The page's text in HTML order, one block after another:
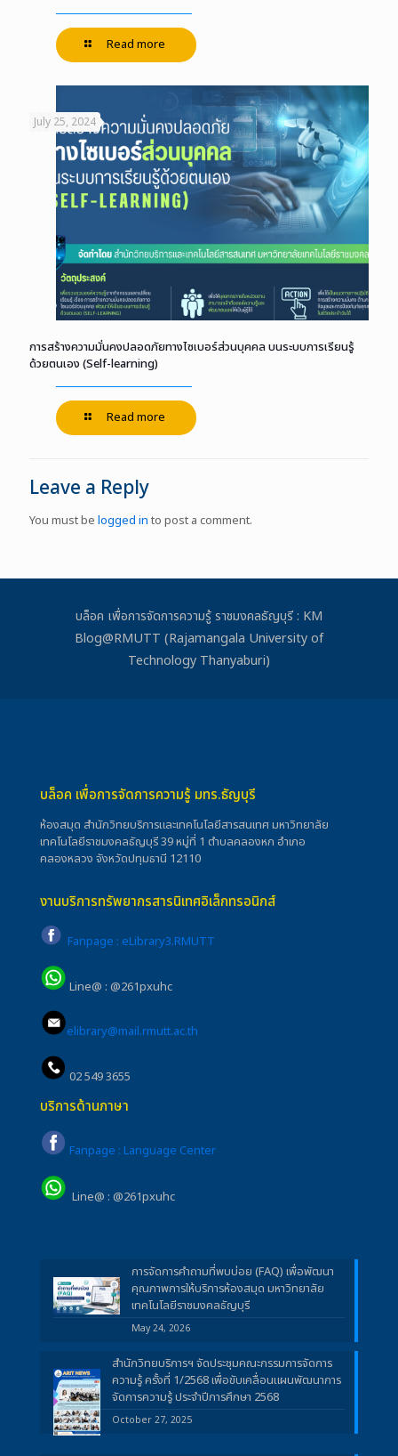
Read more
July 25, 2024
การสร้างความมั่นคงปลอดภัยทางไซเบอร์ส่วนบุคคล บนระบบการเรียนรู้
ด้วยตนเอง (Self-learning)
Read more
Leave a Reply
You must be logged in to post a comment.
บล็อค เพื่อการจัดการความรู้ ราชมงคลธัญบุรี : KM
Blog@RMUTT (Rajamangala University of
Technology Thanyaburi)
บล็อค เพื่อการจัดการความรู้ มทร.ธัญบุรี
ห้องสมุด สำนักวิทยบริการและเทคโนโลยีสารสนเทศ มหาวิทยาลัย
เทคโนโลยีราชมงคลธัญบุรี 39 หมู่ที่ 1 ตำบลคลองหก อำเภอ
คลองหลวง จังหวัดปทุมธานี 12110
งานบริการทรัพยากรสารนิเทศอิเล็กทรอนิกส์
Fanpage : eLibrary3.RMUTT
Line@ : @261pxuhc
elibrary@mail.rmutt.ac.th
02 549 3655
บริการด้านภาษา
Fanpage : Language Center
Line@ : @261pxuhc
การจัดการคำถามที่พบบ่อย (FAQ) เพื่อพัฒนา
คุณภาพการให้บริการห้องสมุด มหาวิทยาลัย
เทคโนโลยีราชมงคลธัญบุรี
May 24, 2026
สำนักวิทยบริการฯ จัดประชุมคณะกรรมการจัดการ
ความรู้ ครั้งที่ 1/2568 เพื่อขับเคลื่อนแผนพัฒนาการ
จัดการความรู้ ประจำปีการศึกษา 2568
October 27, 2025